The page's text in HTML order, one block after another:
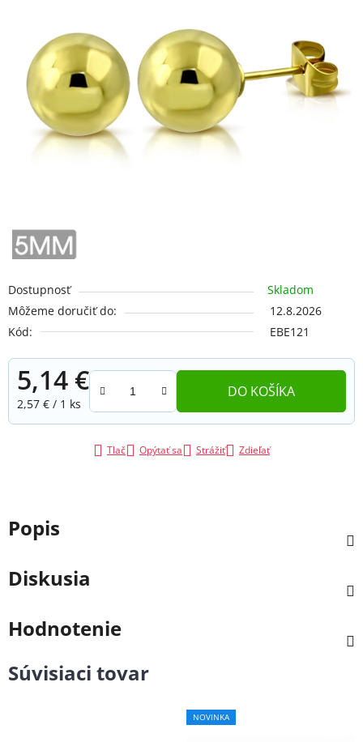
Dostupnosť
Skladom
Môžeme doručiť do:
12.8.2026
Kód:
EBE121
5,14 €
Jednotková cena:
2,57 € / 1 ks
DO KOŠÍKA
Tlač Opýtať sa Strážiť Zdieľať
Popis
Diskusia
Hodnotenie
Súvisiaci tovar
NOVINKA